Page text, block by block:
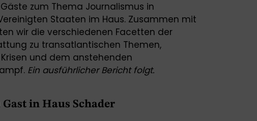
zum Thema Journalismus in
Staaten im Haus. Zusammen mit
wir die verschiedenen Facetten der
zu transatlantischen Themen,
und dem anstehenden
Ein ausführlicher Bericht folgt.
in Haus Schader